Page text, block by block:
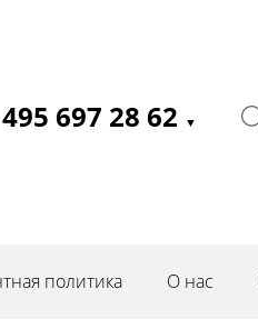
697 28 62 ▼
политика О нас